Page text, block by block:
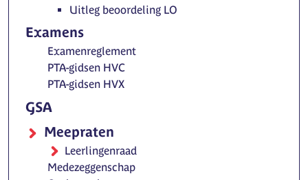
Uitleg beoordeling LO
Examens
Examenreglement
PTA-gidsen HVC
PTA-gidsen HVX
GSA
Meepraten
Leerlingenraad
Medezeggenschap